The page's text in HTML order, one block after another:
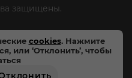
cookies. Нажмите
или ‘Отклонить’, чтобы
защищены.
вид товара в
от указанных на сайте.
не осуществляют